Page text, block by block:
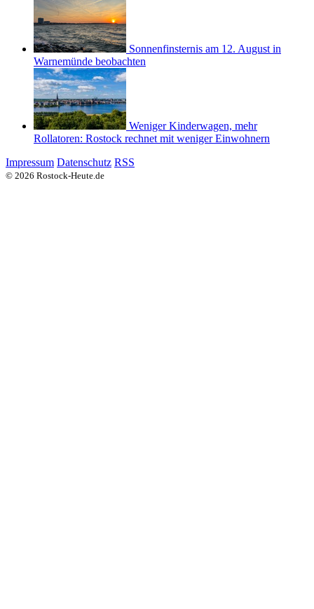
Sonnenfinsternis am 12. August in
Warnemünde beobachten
Weniger Kinderwagen, mehr
Rollatoren: Rostock rechnet mit weniger Einwohnern
Impressum Datenschutz RSS
© 2026 Rostock-Heute.de